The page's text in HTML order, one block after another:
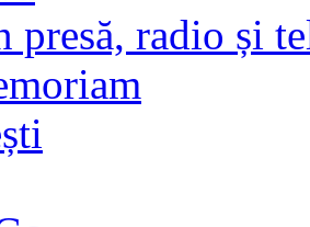
presă, radio și